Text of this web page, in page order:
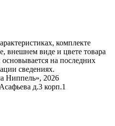
комплекте
внешнем виде и цвете товара
на последних
сведениях.
Ниппель», 2026
д.3 корп.1